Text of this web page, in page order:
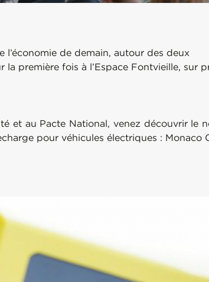
de demain, autour des deux
première fois à l’Espace Fontvieille, sur
et au Pacte National, venez découvrir le
pour véhicules électriques : Monaco